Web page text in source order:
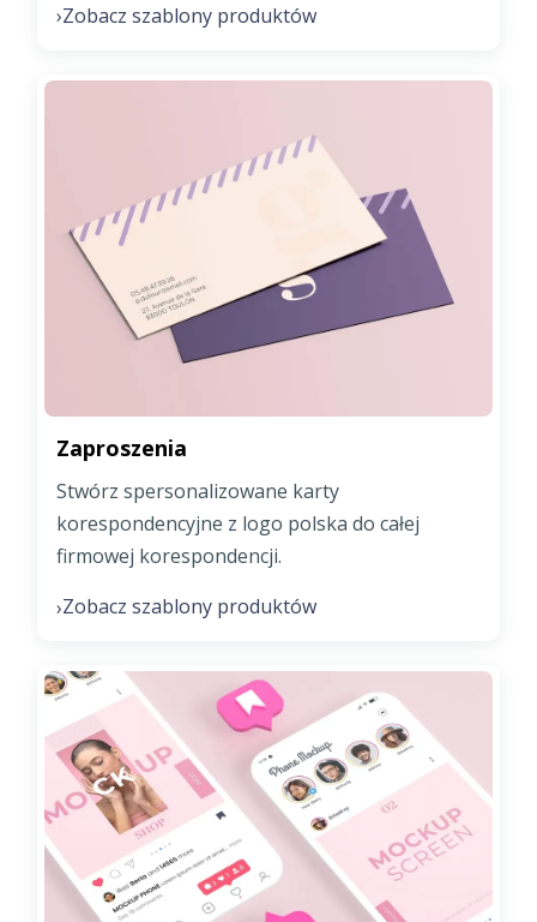
›Zobacz szablony produktów
Zaproszenia
Stwórz spersonalizowane karty
korespondencyjne z logo polska do całej
firmowej korespondencji.
›Zobacz szablony produktów